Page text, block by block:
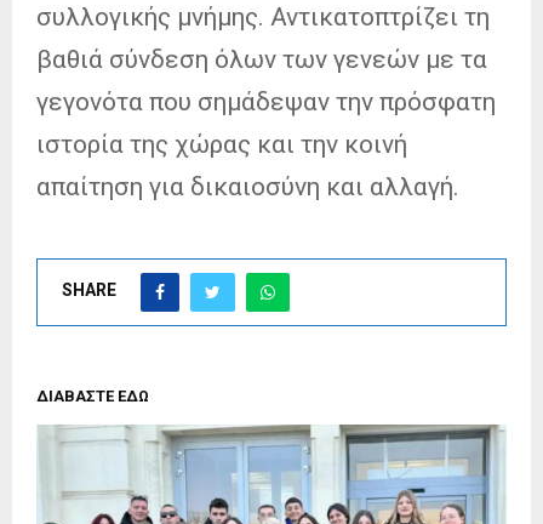
συλλογικής μνήμης. Αντικατοπτρίζει τη
βαθιά σύνδεση όλων των γενεών με τα
γεγονότα που σημάδεψαν την πρόσφατη
ιστορία της χώρας και την κοινή
απαίτηση για δικαιοσύνη και αλλαγή.
SHARE
ΔΙΑΒΑΣΤΕ ΕΔΩ